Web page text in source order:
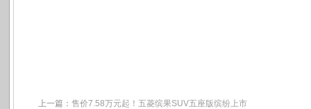
上一篇： 售价7.58万元起！五菱缤果SUV五座版缤纷上市